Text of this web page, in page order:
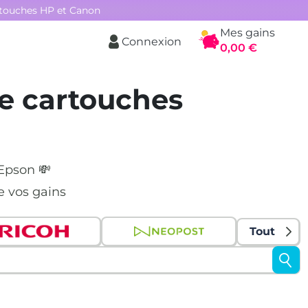
HP et Canon
Connexion Panier
Mes gains
0,00 €
cartouches
💸
vos gains
Tout